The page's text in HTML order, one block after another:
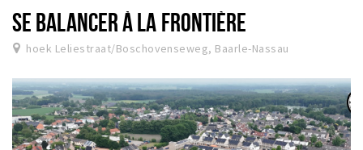
SE BALANCER À LA FRONTIÈRE
hoek Leliestraat/Boschovenseweg, Baarle-Nassau